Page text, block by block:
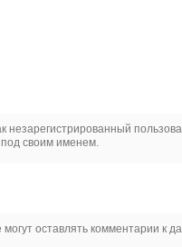
незарегистрированный
своим именем.
могут оставлять комментарии к